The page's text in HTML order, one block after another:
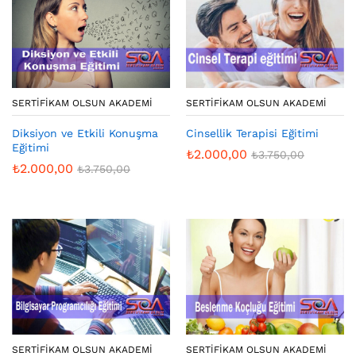
SERTIFIKAM OLSUN AKADEMI
Diksiyon ve Etkili Konuşma
Eğitimi
₺2.000,00 ₺3.750,00
SERTIFIKAM OLSUN AKADEMI
Cinsellik Terapisi Eğitimi
₺2.000,00 ₺3.750,00
SERTIFIKAM OLSUN AKADEMI SERTIFIKAM OLSUN AKADEMI